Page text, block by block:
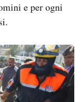
e per ogni